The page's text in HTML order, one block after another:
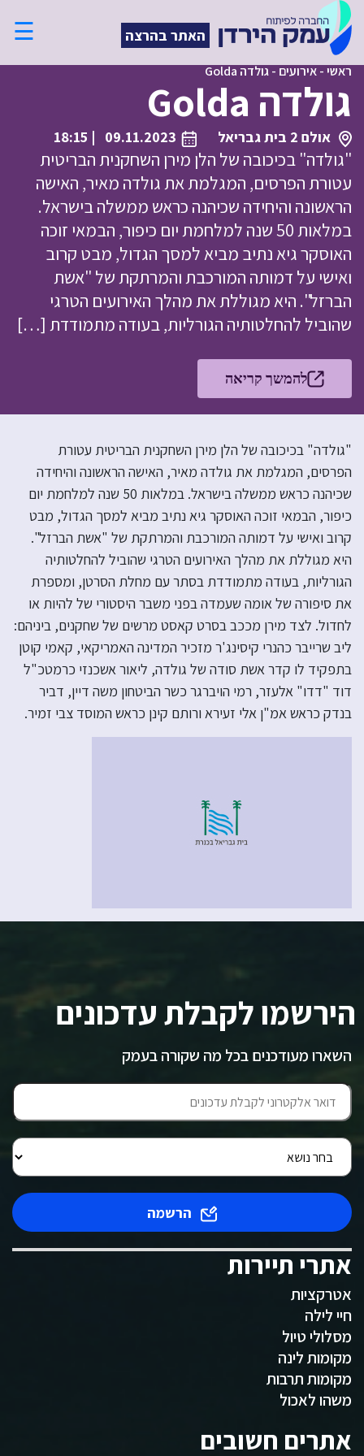
האתר בהרצה ☰
ראשי-אירועים -גולדה Golda
גולדה Golda
אולם 2 בית גבריאל 09.11.2023
| 18:15
"גולדה" בכיכובה של הלן מירן השחקנית הבריטית
עטורת הפרסים, המגלמת את גולדה מאיר, האישה
הראשונה והיחידה שכיהנה כראש ממשלה בישראל.
במלאות 50 שנה למלחמת יום כיפור, הבמאי זוכה
האוסקר גיא נתיב מביא למסך הגדול, מבט קרוב
ואישי על דמותה המורכבת והמרתקת של "אשת
הברזל". היא מגוללת את מהלך האירועים הטרגי
שהוביל להחלטותיה הגורליות, בעודה מתמודדת […]
להמשך קריאה
"גולדה" בכיכובה של הלן מירן השחקנית הבריטית עטורת
הפרסים, המגלמת את גולדה מאיר, האישה הראשונה והיחידה
שכיהנה כראש ממשלה בישראל. במלאות 50 שנה למלחמת יום
כיפור, הבמאי זוכה האוסקר גיא נתיב מביא למסך הגדול, מבט
קרוב ואישי על דמותה המורכבת והמרתקת של "אשת הברזל".
היא מגוללת את מהלך האירועים הטרגי שהוביל להחלטותיה
הגורליות, בעודה מתמודדת בסתר עם מחלת הסרטן, ומספרת
את סיפורה של אומה שעמדה בפני משבר היסטורי של להיות או
לחדול. לצד מירן מככב בסרט קאסט מרשים של שחקנים, ביניהם:
ליב שרייבר כהנרי קיסינג'ר מזכיר המדינה האמריקאי, קאמי קוטן
בתפקיד לו קדר אשת סודה של גולדה, ליאור אשכנזי כרמטכ"ל
דוד "דדו" אלעזר, רמי הויברגר כשר הביטחון משה דיין, דביר
בנדק כראש אמ"ן אלי זעירא ורותם קינן כראש המוסד צבי זמיר.
הירשמו לקבלת עדכונים
השארו מעודכנים בכל מה שקורה בעמק
הרשמה
אתרי תיירות
אטרקציות
חיי לילה
מסלולי טיול
מקומות לינה
מקומות תרבות
משהו לאכול
אתרים חשובים